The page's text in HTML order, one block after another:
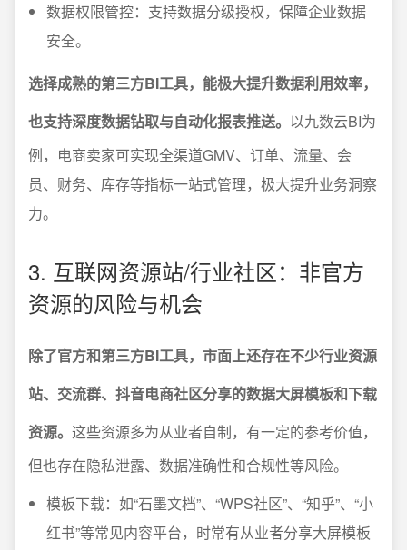
数据权限管控：支持数据分级授权，保障企业数据
安全。
选择成熟的第三方BI工具，能极大提升数据利用效率，
也支持深度数据钻取与自动化报表推送。 以九数云BI为
例，电商卖家可实现全渠道GMV、订单、流量、会
员、财务、库存等指标一站式管理，极大提升业务洞察
力。
3. 互联网资源站/行业社区：非官方
资源的风险与机会
除了官方和第三方BI工具，市面上还存在不少行业资源
站、交流群、抖音电商社区分享的数据大屏模板和下载
资源。 这些资源多为从业者自制，有一定的参考价值，
但也存在隐私泄露、数据准确性和合规性等风险。
模板下载：如“石墨文档”、“WPS社区”、“知乎”、“小
红书”等常见内容平台，时常有从业者分享大屏模板